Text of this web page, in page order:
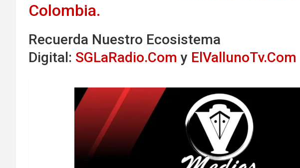
Colombia.
Recuerda Nuestro Ecosistema
Digital: SGLaRadio.Com y ElVallunoTv.Com